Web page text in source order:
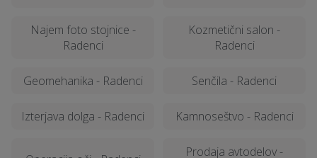
Najem foto stojnice -
Radenci
Kozmetični salon -
Radenci
Geomehanika - Radenci Senčila - Radenci
Izterjava dolga - Radenci Kamnoseštvo - Radenci
Prodaja avtodelov -